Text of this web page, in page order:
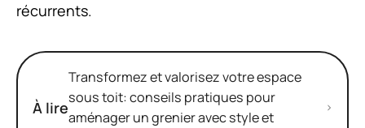
récurrents.
À lire
Transformez et valorisez votre espace
sous toit: conseils pratiques pour
aménager un grenier avec style et